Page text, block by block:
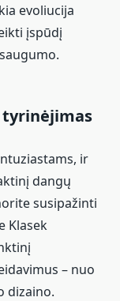
evoliucija
įspūdį
tyrinėjimas
ir
dangų
susipažinti
Klasek
– nuo
dizaino.